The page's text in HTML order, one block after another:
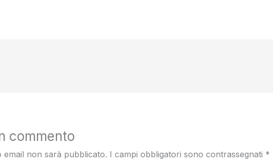
commento
email non sarà pubblicato. I campi obbligatori sono contrassegnati *